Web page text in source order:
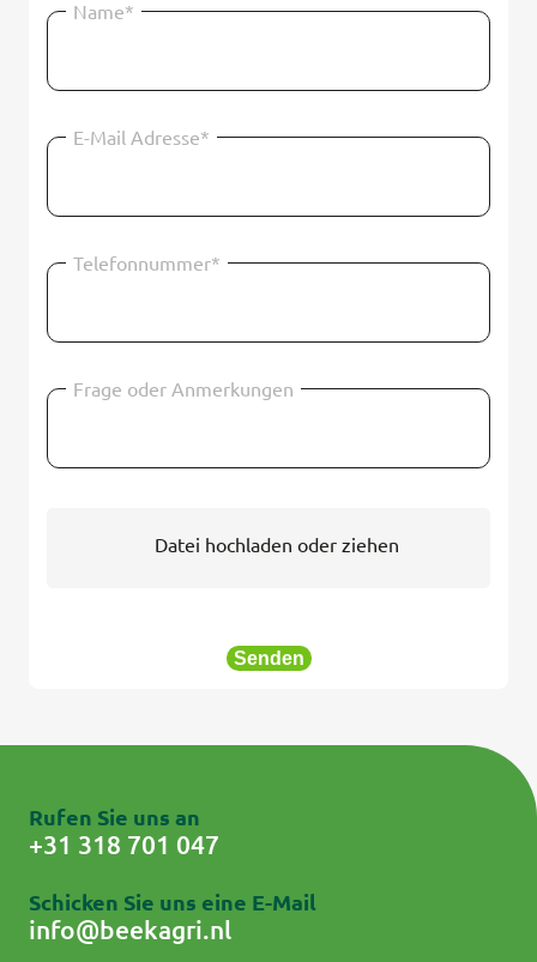
Name*
E-Mail Adresse*
Telefonnummer*
Frage oder Anmerkungen
Datei hochladen oder ziehen
Senden
Rufen Sie uns an
+31 318 701 047
Schicken Sie uns eine E-Mail
info@beekagri.nl